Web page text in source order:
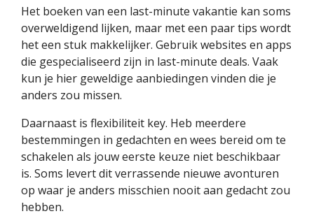
Het boeken van een last-minute vakantie kan soms
overweldigend lijken, maar met een paar tips wordt
het een stuk makkelijker. Gebruik websites en apps
die gespecialiseerd zijn in last-minute deals. Vaak
kun je hier geweldige aanbiedingen vinden die je
anders zou missen.
Daarnaast is flexibiliteit key. Heb meerdere
bestemmingen in gedachten en wees bereid om te
schakelen als jouw eerste keuze niet beschikbaar
is. Soms levert dit verrassende nieuwe avonturen
op waar je anders misschien nooit aan gedacht zou
hebben.